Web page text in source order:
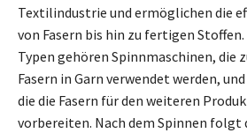
Textilindustrie und ermöglichen die
von Fasern bis hin zu fertigen
Typen gehören Spinnmaschinen, die
Fasern in Garn verwendet werden,
die die Fasern für den weiteren
vorbereiten. Nach dem Spinnen folgt